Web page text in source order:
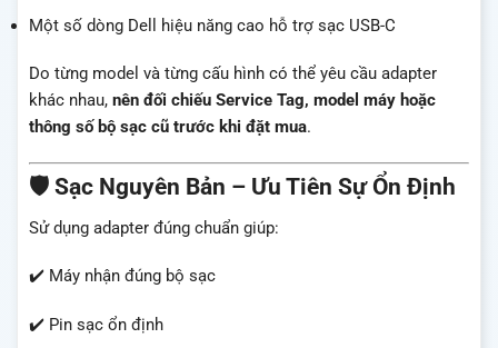
Một số dòng Dell hiệu năng cao hỗ trợ sạc USB-C
Do từng model và từng cấu hình có thể yêu cầu adapter
khác nhau, nên đối chiếu Service Tag, model máy hoặc
thông số bộ sạc cũ trước khi đặt mua.
🛡️ Sạc Nguyên Bản – Ưu Tiên Sự Ổn Định
Sử dụng adapter đúng chuẩn giúp:
✔️ Máy nhận đúng bộ sạc
✔️ Pin sạc ổn định